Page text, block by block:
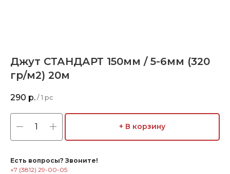
Джут СТАНДАРТ 150мм / 5-6мм (320
гр/м2) 20м
290 р. / 1 pc
+ В корзину
Есть вопросы? Звоните!
+7 (3812) 29-00-05